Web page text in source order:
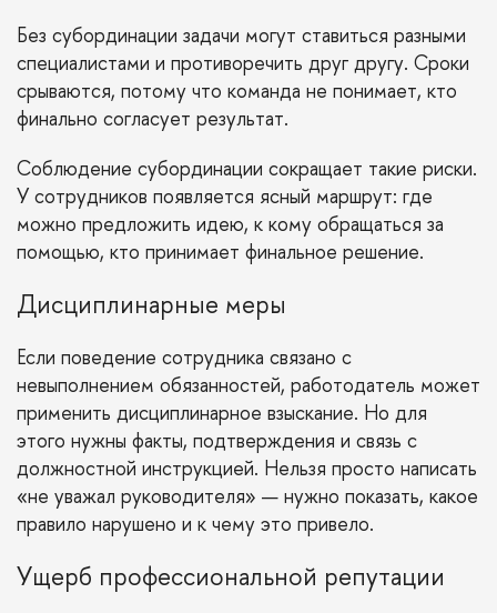
Без субординации задачи могут ставиться разными
специалистами и противоречить друг другу. Сроки
срываются, потому что команда не понимает, кто
финально согласует результат.
Соблюдение субординации сокращает такие риски.
У сотрудников появляется ясный маршрут: где
можно предложить идею, к кому обращаться за
помощью, кто принимает финальное решение.
Дисциплинарные меры
Если поведение сотрудника связано с
невыполнением обязанностей, работодатель может
применить дисциплинарное взыскание. Но для
этого нужны факты, подтверждения и связь с
должностной инструкцией. Нельзя просто написать
«не уважал руководителя» — нужно показать, какое
правило нарушено и к чему это привело.
Ущерб профессиональной репутации